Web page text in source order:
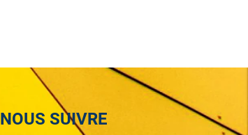
NOUS SUIVRE